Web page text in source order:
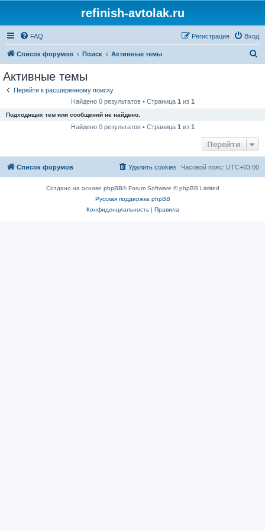
refinish-avtolak.ru
FAQ Вход
Регистрация
Список форумов Поиск Активные темы
Активные темы
Перейти к расширенному поиску
Найдено 0 результатов • Страница 1 из 1
Подходящих тем или сообщений не найдено.
Найдено 0 результатов • Страница 1 из 1
Перейти
Список форумов Часовой пояс: UTC+03:00
Удалить cookies
Создано на основе phpBB® Forum Software © phpBB Limited
Русская поддержка phpBB
Конфиденциальность| Правила